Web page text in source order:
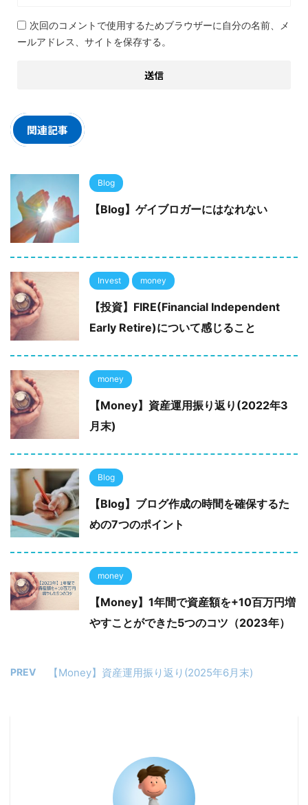
次回のコメントで使用するためブラウザーに自分の名前、メ
ールアドレス、サイトを保存する。
関連記事
Blog
【Blog】ゲイブロガーにはなれない
Invest money
【投資】FIRE(Financial Independent
Early Retire)について感じること
money
【Money】資産運用振り返り(2022年3
月末)
Blog
【Blog】ブログ作成の時間を確保するた
めの7つのポイント
money
【Money】1年間で資産額を+10百万円増
やすことができた5つのコツ（2023年）
PREV 【Money】資産運用振り返り(2025年6月末)